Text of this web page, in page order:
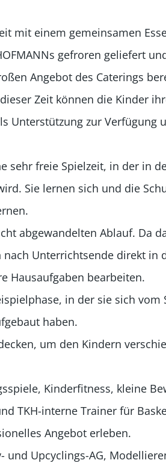
mit einem gemeinsamen
gefroren geliefert
Angebot des Caterings
Zeit können die Kinder
Unterstützung zur Verfügung
sehr freie Spielzeit, in der in
Sie lernen sich und die
abgewandelten Ablauf. Da
Unterrichtsende direkt in
Hausaufgaben bearbeiten.
in der sie sich
haben.
um den Kindern
Kinderfitness, kleine
TKH-interne Trainer für
Angebot erleben.
und Upcyclings-AG,